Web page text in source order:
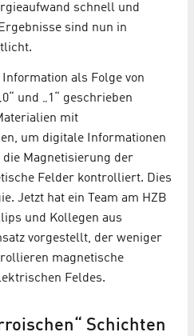
schnell und
sind nun in
als Folge von
und „1“ geschrieben
mit
um digitale Informationen
Magnetisierung der
Felder kontrolliert. Dies
Jetzt hat ein Team am HZB
und Kollegen aus
vorgestellt, der weniger
magnetische
Feldes.
Schichten